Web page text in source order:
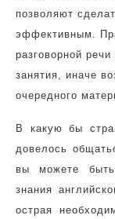
позволяют
эффективным.
разговорной
занятия, иначе
очередного
В какую бы
довелось
вы можете
знания
острая